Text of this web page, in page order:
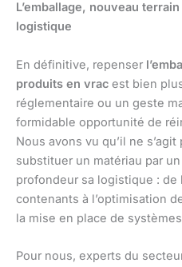
L’emballage, nouveau
logistique
En définitive, repenser
produits en vrac est bien
réglementaire ou un geste
formidable opportunité de
Nous avons vu qu’il ne
substituer un matériau par
profondeur sa logistique : de
contenants à l’optimisation
la mise en place de
Pour nous, experts du